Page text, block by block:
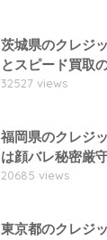
茨城県のクレジ
とスピード買取
32527 views
福岡県のクレジ
は顔バレ秘密厳
20685 views
東京都のクレジ